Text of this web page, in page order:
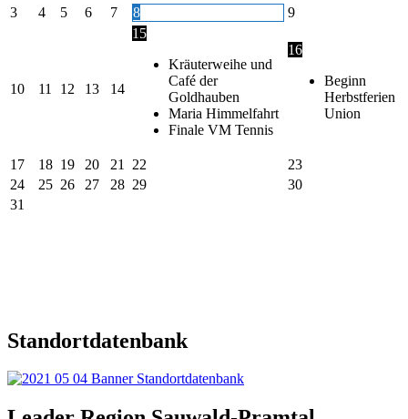
3
4 5 6 7 8 9
10 11 12 13 14
15
Kräuterweihe und
Café der
Goldhauben
Maria Himmelfahrt
Finale VM Tennis
16
Beginn
Herbstferien
Union
17 18 19 20 21 22
23
24
25 26 27 28 29
30
31
Standortdatenbank